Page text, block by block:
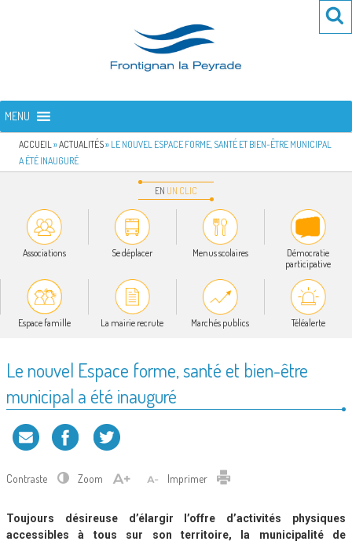
FRONTIGNAN LA PEYRADE
MENU
ACCUEIL »ACTUALITÉS» LE NOUVEL ESPACE FORME, SANTÉ ET BIEN-ÊTRE MUNICIPAL
A ÉTÉ INAUGURÉ
EN UN CLIC
Associations Se déplacer Menus scolaires
Démocratie
participative
Espace famille La mairie recrute Marchés publics Téléalerte
Le nouvel Espace forme, santé et bien-être
municipal a été inauguré
Contraste Zoom Imprimer
Toujours désireuse d’élargir l’offre d’activités physiques
accessibles à tous sur son territoire, la municipalité de